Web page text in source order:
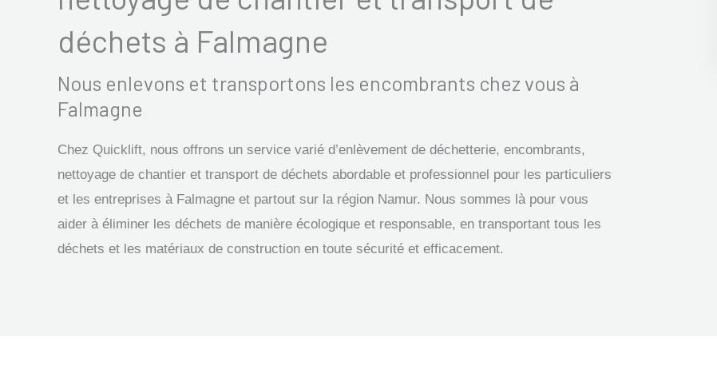
déchets à Falmagne
Nous enlevons et transportons les encombrants chez vous à
Falmagne
Chez Quicklift, nous offrons un service varié d’enlèvement de déchetterie, encombrants,
nettoyage de chantier et transport de déchets abordable et professionnel pour les particuliers
et les entreprises à Falmagne et partout sur la région Namur. Nous sommes là pour vous
aider à éliminer les déchets de manière écologique et responsable, en transportant tous les
déchets et les matériaux de construction en toute sécurité et efficacement.